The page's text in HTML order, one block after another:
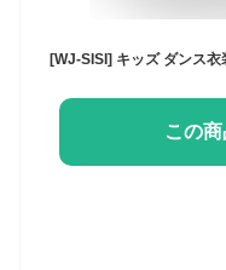
この